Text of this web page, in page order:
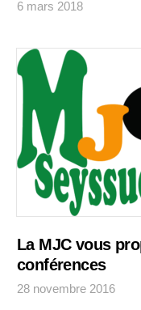
6 mars 2018
La MJC vous
conférences
28 novembre 2016